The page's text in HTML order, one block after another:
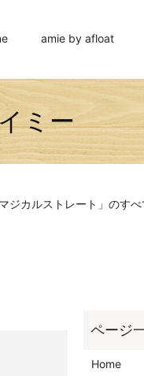
amie by afloat
ジカルストレート」のすべ
ミー
Home